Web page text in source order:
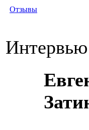
Отзывы
Интервью